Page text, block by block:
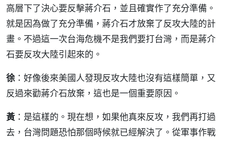
高層下了決心要反擊蔣介石，並且確實作了充分準備。
就是因為做了充分準備，蔣介石才放棄了反攻大陸的計
畫。不過這一次台海危機不是我們要打台灣，而是蔣介
石要反攻大陸引起來的。
徐 ：好像後來美國人發現反攻大陸也沒有這樣簡單，又
反過來勸蔣介石放棄，這也是一個重要原因。
黃 ：是這樣的。現在想，如果他真來反攻，我們再打過
去，台灣問題恐怕那個時候就已經解決了。從軍事作戰